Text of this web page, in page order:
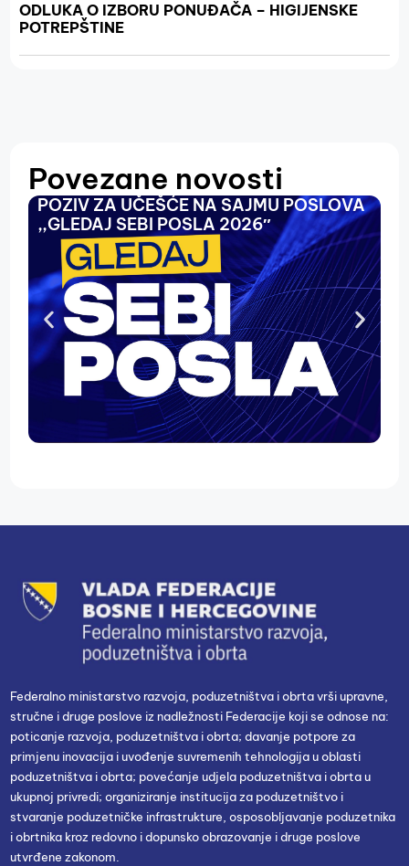
ODLUKA O IZBORU PONUĐAČA – HIGIJENSKE
POTREPŠTINE
Povezane novosti
POZIV ZA UČEŠĆE NA SAJMU POSLOVA
,,GLEDAJ SEBI POSLA 2026″
Federalno ministarstvo razvoja, poduzetništva i obrta vrši upravne,
stručne i druge poslove iz nadležnosti Federacije koji se odnose na:
poticanje razvoja, poduzetništva i obrta; davanje potpore za
primjenu inovacija i uvođenje suvremenih tehnologija u oblasti
poduzetništva i obrta; povećanje udjela poduzetništva i obrta u
ukupnoj privredi; organiziranje institucija za poduzetništvo i
stvaranje poduzetničke infrastrukture, osposobljavanje poduzetnika
i obrtnika kroz redovno i dopunsko obrazovanje i druge poslove
utvrđene zakonom.